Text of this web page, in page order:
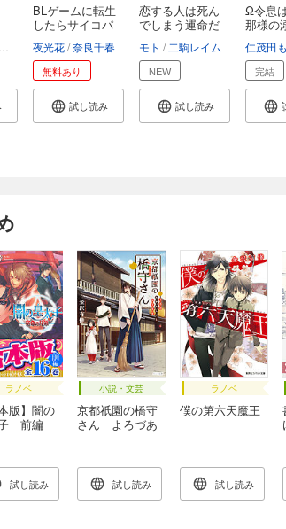
日出的小太陽
BLゲームに転生
したらサイコパ
夜光花 奈良千春
無料あり
試し読み
恋する人は死ん
でしまう運命だ
モト 二駒レイム
NEW
試し読み
Ω令息
那様の
仁茂田
完結
ラノベ
版】闇の
前編
試し読み
小説・文芸
京都祇園の橋守
さん よろづあ
試し読み
ラノベ
僕の第六天魔王
試し読み